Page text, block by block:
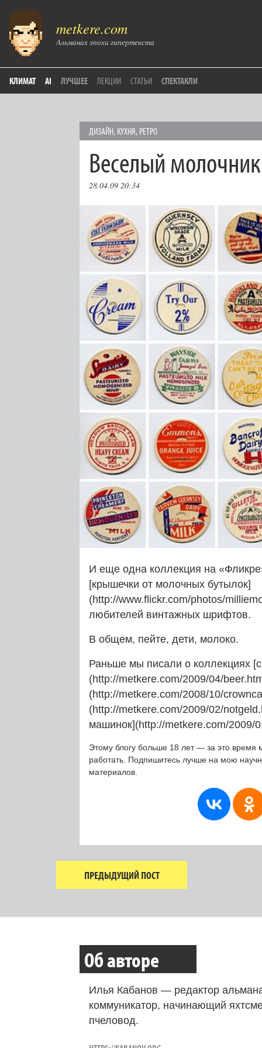
metkere.com
Альманах эпохи гипертекста
КЛИМАТ AI ЛУЧШЕЕ ЛЕКЦИИ СТАТЬИ СПЕКТАКЛИ
ДИЗАЙН, КУХНЯ, РЕТРО
Веселый молочник
28.04.09 20:34
И еще одна коллекция на
[крышечки от молочных бутылок]
(http://www.flickr.com/photos/
любителей винтажных шрифтов.
В общем, пейте, дети, молоко.
Раньше мы писали о коллекциях
(http://metkere.com/2009/04/
(http://metkere.com/2008/10/
(http://metkere.com/2009/02/
машинок](http://metkere.com/2009/
Этому блогу больше 18 лет — за это время
работать. Подпишитесь лучше на мою
материалов.
ПРЕДЫДУЩИЙ ПОСТ
Об авторе
Илья Кабанов — редактор
коммуникатор, начинающий
пчеловод.